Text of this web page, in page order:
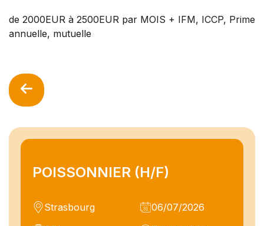
POISSONNIER (H/F)
Strasbourg
06/07/2026
de 2000EUR à 2500EUR par MOIS + IFM, ICCP, Prime
annuelle, mutuelle